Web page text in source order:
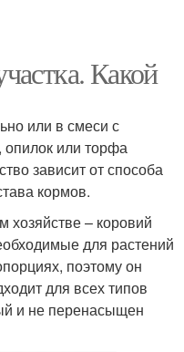
Какой
или в смеси с
опилок или торфа
зависит от способа
кормов.
– коровий
для растений
поэтому он
для всех типов
и не перенасыщен